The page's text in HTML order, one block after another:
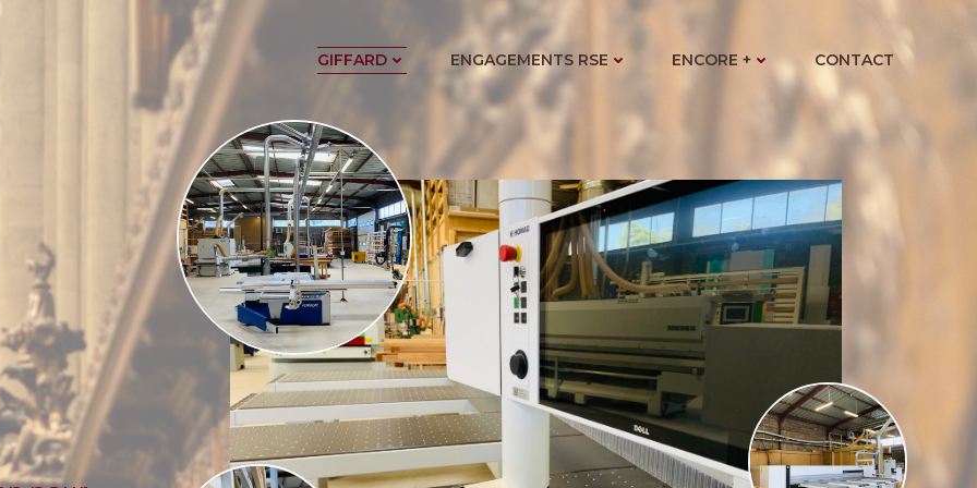
GIFFARD ENGAGEMENTS RSE ENCORE + CONTACT